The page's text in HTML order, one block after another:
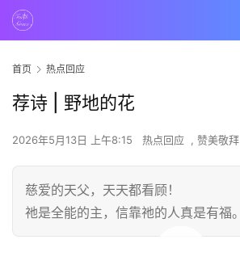
首页 热点回应
荐诗 | 野地的花
2026年5月13日 上午8:15 热点回应 , 赞美敬拜
慈爱的天父，天天都看顾！
祂是全能的主，信靠祂的人真是有福。
00:00 / 03:31